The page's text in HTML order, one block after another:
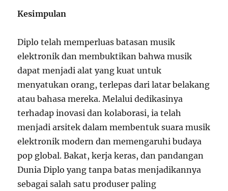
Kesimpulan
Diplo telah memperluas batasan musik
elektronik dan membuktikan bahwa musik
dapat menjadi alat yang kuat untuk
menyatukan orang, terlepas dari latar belakang
atau bahasa mereka. Melalui dedikasinya
terhadap inovasi dan kolaborasi, ia telah
menjadi arsitek dalam membentuk suara musik
elektronik modern dan memengaruhi budaya
pop global. Bakat, kerja keras, dan pandangan
Dunia Diplo yang tanpa batas menjadikannya
sebagai salah satu produser paling